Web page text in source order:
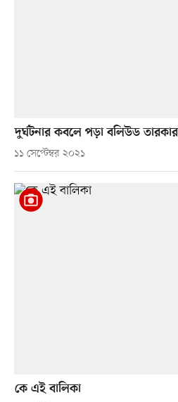
দুর্ঘটনার কবলে পড়া বলিউড
১১ সেপ্টেম্বর ২০২১
কে এই বালিকা